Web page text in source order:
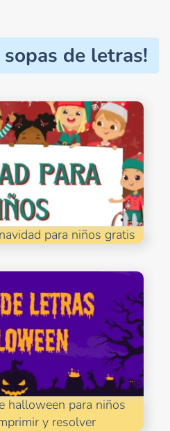
sopas de letras!
para niños gratis
halloween para niños
y resolver